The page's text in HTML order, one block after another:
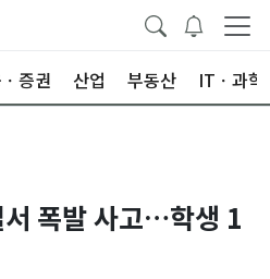
증권 산업 부동산 ITㆍ과학
서 폭발 사고…학생 1